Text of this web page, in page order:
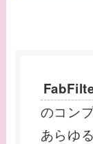
のコン
あらゆ